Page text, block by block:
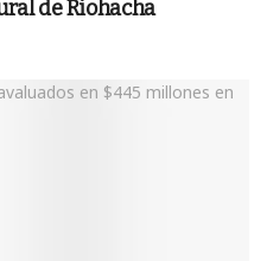
de Riohacha